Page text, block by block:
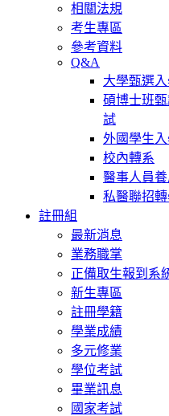
相關法規
考生專區
參考資料
Q&A
大學甄選
碩博士班
試
外國學生
校內轉系
醫事人員
私醫聯招
註冊組
最新消息
業務職掌
正備取生報到系
新生專區
註冊學籍
學業成績
多元修業
學位考試
畢業訊息
國家考試